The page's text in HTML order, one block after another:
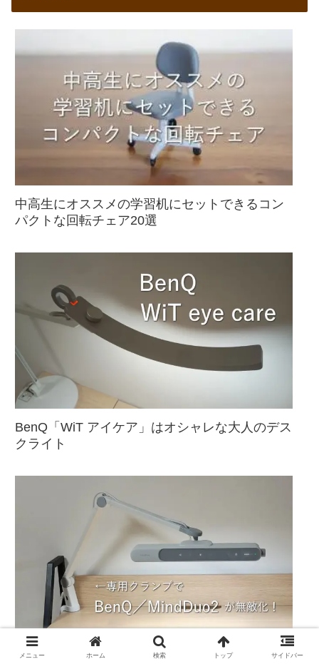
中高生にオススメの学習机にセットできるコン
パクトな回転チェア20選
BenQ「WiT アイケア」はオシャレな大人のデス
クライト
BenQ「MindDuo 2」にクランプ付けたらマジ最
メニュー ホーム 検索 トップ サイドバー